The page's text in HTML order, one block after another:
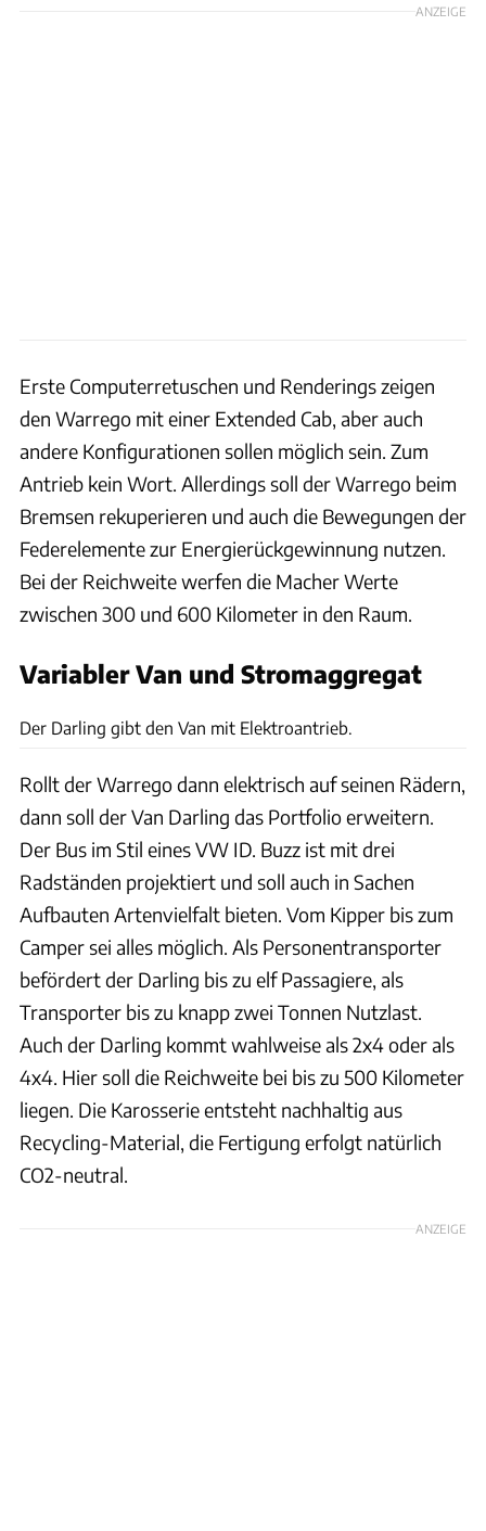
ANZEIGE
Erste Computerretuschen und Renderings zeigen
den Warrego mit einer Extended Cab, aber auch
andere Konfigurationen sollen möglich sein. Zum
Antrieb kein Wort. Allerdings soll der Warrego beim
Bremsen rekuperieren und auch die Bewegungen der
Federelemente zur Energierückgewinnung nutzen.
Bei der Reichweite werfen die Macher Werte
zwischen 300 und 600 Kilometer in den Raum.
Variabler Van und StromaggregatH2X Global
Der Darling gibt den Van mit Elektroantrieb.
Rollt der Warrego dann elektrisch auf seinen Rädern,
dann soll der Van Darling das Portfolio erweitern.
Der Bus im Stil eines VW ID. Buzz ist mit drei
Radständen projektiert und soll auch in Sachen
Aufbauten Artenvielfalt bieten. Vom Kipper bis zum
Camper sei alles möglich. Als Personentransporter
befördert der Darling bis zu elf Passagiere, als
Transporter bis zu knapp zwei Tonnen Nutzlast.
Auch der Darling kommt wahlweise als 2x4 oder als
4x4. Hier soll die Reichweite bei bis zu 500 Kilometer
liegen. Die Karosserie entsteht nachhaltig aus
Recycling-Material, die Fertigung erfolgt natürlich
CO2-neutral.
ANZEIGE